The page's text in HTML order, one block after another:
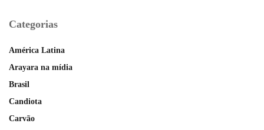
Categorias
América Latina
Arayara na mídia
Brasil
Candiota
Carvão